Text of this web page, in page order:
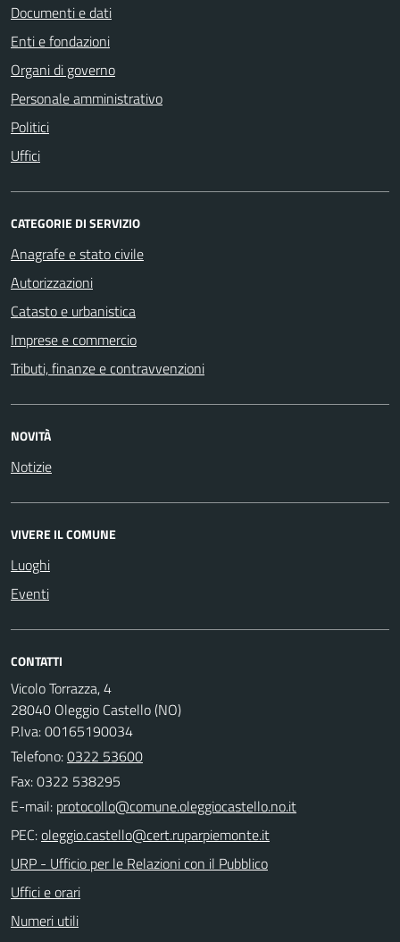
Documenti e dati
Enti e fondazioni
Organi di governo
Personale amministrativo
Politici
Uffici
CATEGORIE DI SERVIZIO
Anagrafe e stato civile
Autorizzazioni
Catasto e urbanistica
Imprese e commercio
Tributi, finanze e contravvenzioni
NOVITÀ
Notizie
VIVERE IL COMUNE
Luoghi
Eventi
CONTATTI
Vicolo Torrazza, 4
28040 Oleggio Castello (NO)
P.Iva: 00165190034
Telefono:0322 53600
Fax: 0322 538295
E-mail:
PEC:
URP - Ufficio per le Relazioni con il Pubblico
Uffici e orari
Numeri utili